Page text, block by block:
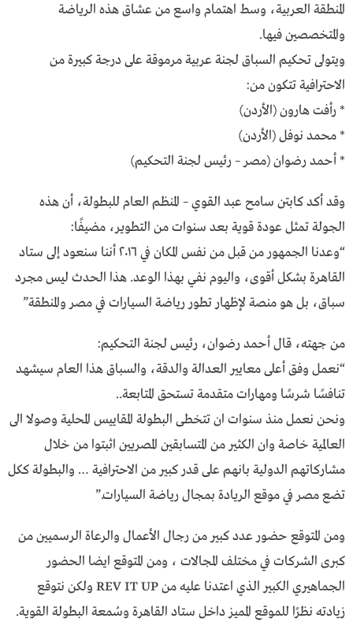
المنطقة العربية، وسط اهتمام واسع من عشاق هذه الرياضة
والمتخصصين فيها.
ويتولى تحكيم السباق لجنة عربية مرموقة على درجة كبيرة من
الاحترافية تتكون من:
* رأفت هارون (الأردن)
* محمد نوفل (الأردن)
* أحمد رضوان (مصر – رئيس لجنة التحكيم)
وقد أكد كابتن سامح عبد القوي – المنظم العام للبطولة، أن هذه
الجولة تمثل عودة قوية بعد سنوات من التطوير، مضيفًا:
“وعدنا الجمهور من قبل من نفس المكان في ٢٠١٦ أننا سنعود إلى ستاد
القاهرة بشكل أقوى، واليوم نفي بهذا الوعد. هذا الحدث ليس مجرد
سباق، بل هو منصة لإظهار تطور رياضة السيارات في مصر والمنطقة”
من جهته، قال أحمد رضوان، رئيس لجنة التحكيم:
“نعمل وفق أعلى معايير العدالة والدقة، والسباق هذا العام سيشهد
تنافسًا شرسًا ومهارات متقدمة تستحق المتابعة..
ونحن نعمل منذ سنوات ان تتخطى البطولة المقاييس المحلية وصولا الى
العالمية خاصة وان الكثير من المتسابقين المصريين اثبتوا من خلال
مشاركاتهم الدولية بانهم على قدر كبير من الاحترافية … والبطولة ككل
تضع مصر في موقع الريادة بمجال رياضة السيارات.”
ومن المتوقع حضور عدد كبير من رجال الأعمال والرعاة الرسميين من
كبرى الشركات في مختلف المجالات ، ومن المتوقع ايضا الحضور
الجماهيري الكبير الذي اعتدنا عليه من REV IT UP ولكن نتوقع
زيادته نظرًا للموقع المميز داخل ستاد القاهرة وسُمعة البطولة القوية.